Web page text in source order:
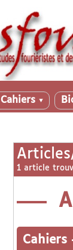
Cahiers ▼
1 article
Cahiers